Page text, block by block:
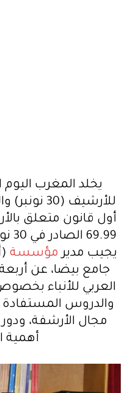
يخلد المغرب اليوم
للأرشيف
أول قانون متعلق
يجيب مدير مؤسسة
جامع بيضا، عن
العربي للأنباء
مجال الأرشفة،
أهمية